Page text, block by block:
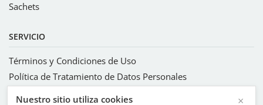
Sachets
SERVICIO
Términos y Condiciones de Uso
Política de Tratamiento de Datos Personales
Nuestro sitio utiliza cookies ×